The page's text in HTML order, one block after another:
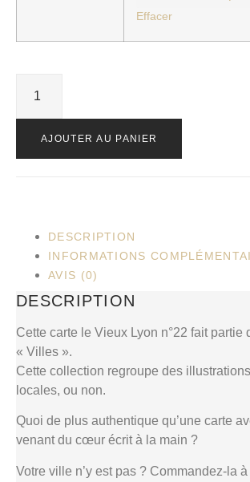
Effacer
AJOUTER AU PANIER
DESCRIPTION
INFORMATIONS
AVIS (0)
DESCRIPTION
Cette carte le Vieux Lyon n°22 fait partie
« Villes ».
Cette collection regroupe des
locales, ou non.
Quoi de plus authentique qu’une carte
venant du cœur écrit à la main ?
Votre ville n’y est pas ? Commandez-la à